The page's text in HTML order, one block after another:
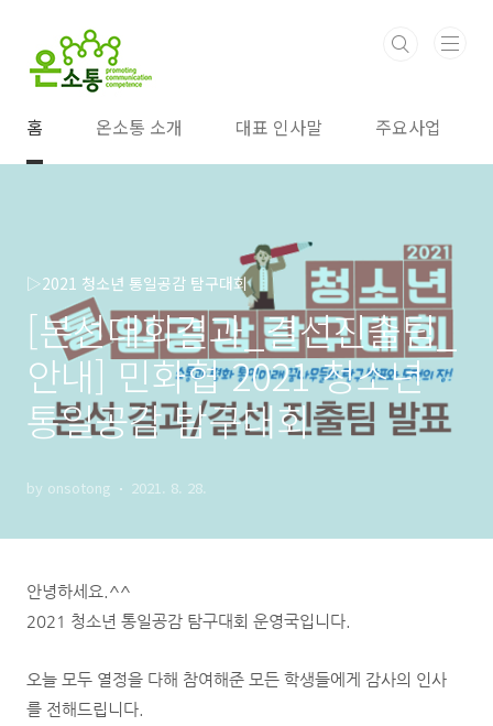
홈 온소통 소개 대표 인사말 주요사업
▷2021 청소년 통일공감 탐구대회
[본선대회결과_결선진출팀_
안내] 민화협 2021 청소년
통일공감 탐구대회
by onsotong 2021. 8. 28.
안녕하세요.^^
2021 청소년 통일공감 탐구대회 운영국입니다.
오늘 모두 열정을 다해 참여해준 모든 학생들에게 감사의 인사
를 전해드립니다.